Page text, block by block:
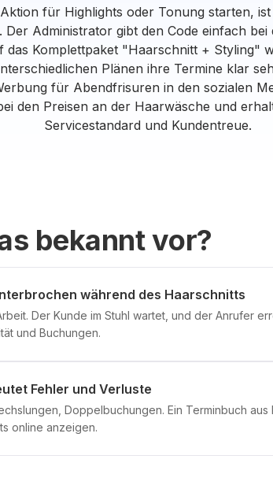
für Highlights oder Tonung starten,
Administrator gibt den Code einfach
das Komplettpaket "Haarschnitt + Styling"
Plänen ihre Termine klar
für Abendfrisuren in den sozialen
den Preisen an der Haarwäsche und
Servicestandard und Kundentreue.
bekannt vor?
während des Haarschnitts
Der Kunde im Stuhl wartet, und der Anrufer
und Buchungen.
Fehler und Verluste
Doppelbuchungen. Ein Terminbuch
online anzeigen.